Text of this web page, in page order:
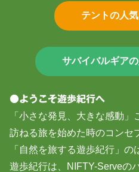
テントの人
サバイバルギア
●ようこそ遊歩紀行へ
「小さな発見、大きな感動
訪ねる旅を始めた時のコンセ
「自然を旅する遊歩紀行」の
遊歩紀行は、NIFTY-Serveの